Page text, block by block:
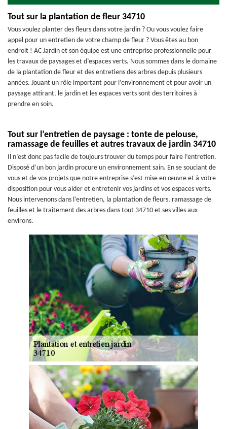
Tout sur la plantation de fleur 34710
Vous voulez planter des fleurs dans votre jardin ? Ou vous voulez faire
appel pour un entretien de votre champ de fleur ? Vous êtes au bon
endroit ! AC Jardin et son équipe est une entreprise professionnelle pour
les travaux de paysages et d’espaces verts. Nous sommes dans le domaine
de la plantation de fleur et des entretiens des arbres depuis plusieurs
années. Jouant un rôle important pour l’environnement et pour avoir un
paysage attirant, le jardin et les espaces verts sont des territoires à
prendre en soin.
Tout sur l’entretien de paysage : tonte de pelouse,
ramassage de feuilles et autres travaux de jardin 34710
Il n’est donc pas facile de toujours trouver du temps pour faire l’entretien.
Disposé d’un bon jardin procure un environnement sain. En se souciant de
vous et de vos projets que notre entreprise s’est mise en œuvre et à votre
disposition pour vous aider et entretenir vos jardins et vos espaces verts.
Nous intervenons dans l’entretien, la plantation de fleurs, ramassage de
feuilles et le traitement des arbres dans tout 34710 et ses villes aux
environs.